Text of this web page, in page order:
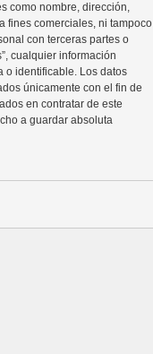
como nombre, dirección,
fines comerciales, ni tampoco
con terceras partes o
cualquier información
o identificable. Los datos
únicamente con el fin de
en contratar de este
a guardar absoluta